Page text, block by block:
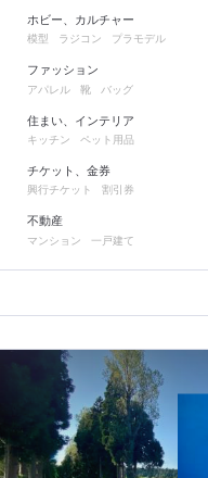
ホビー、カルチャー
模型 ラジコン プラモデル
ファッション
アパレル 靴 バッグ
住まい、インテリア
キッチン ペット用品
チケット、金券
興行チケット 割引券
不動産
マンション 一戸建て